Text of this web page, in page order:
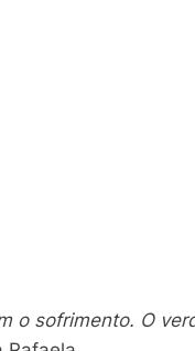
o sofrimento. O